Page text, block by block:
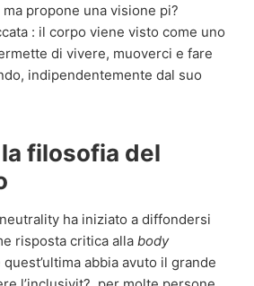
propone una visione pi?
: il corpo viene visto come uno
di vivere, muoverci e fare
indipendentemente dal suo
filosofia del
ha iniziato a diffondersi
risposta critica alla body
abbia avuto il grande